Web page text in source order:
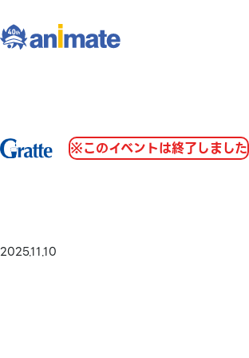
※このイベントは終了しました
2025.11.10